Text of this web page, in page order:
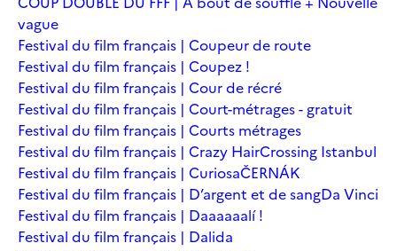
vague
Festival du film français | Coupeur de route
Festival du film français | Coupez !
Festival du film français | Cour de récré
Festival du film français | Court-métrages - gratuit
Festival du film français | Courts métrages
Festival du film français | Crazy HairCrossing Istanbul
Festival du film français | CuriosaČERNÁK
Festival du film français | D’argent et de sangDa Vinci
Festival du film français | Daaaaaalí !
Festival du film français | Dalida